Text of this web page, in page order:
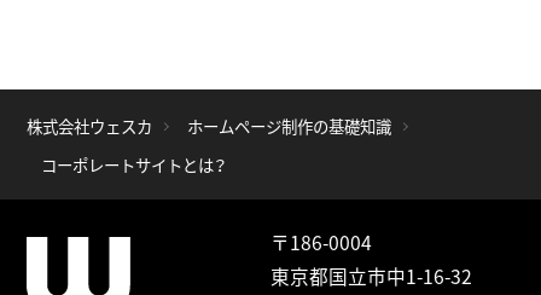
株式会社ウェスカ
ホームページ制作の基礎知識
コーポレートサイトとは？
〒186-0004
東京都国立市中1-16-32